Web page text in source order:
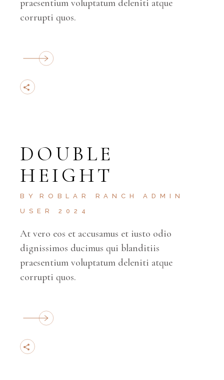
praesentium voluptatum deleniti atque
corrupti quos.
DOUBLE
HEIGHT
BY
ROBLAR RANCH ADMIN
USER 2024
At vero eos et accusamus et iusto odio
dignissimos ducimus qui blanditiis
praesentium voluptatum deleniti atque
corrupti quos.